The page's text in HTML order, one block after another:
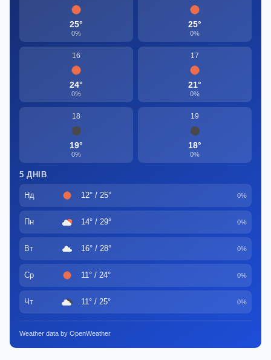
25°
0%
25°
0%
16
24°
0%
17
21°
0%
18
19°
0%
19
18°
0%
5 ДНІВ
Нд 12° / 25° 0%
Пн 14° / 29° 0%
Вт 16° / 28° 0%
Ср 11° / 24° 0%
Чт 11° / 25° 0%
Weather data by OpenWeather